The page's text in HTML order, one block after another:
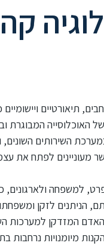
תיאורטיים
האוכלוסייה המבוגרת
השירותים
מעוניינים לפתח את
למשפחה ולארגונים,
הניתנים לזקן
המזדקן למערכות
מיומנויות נרחבות